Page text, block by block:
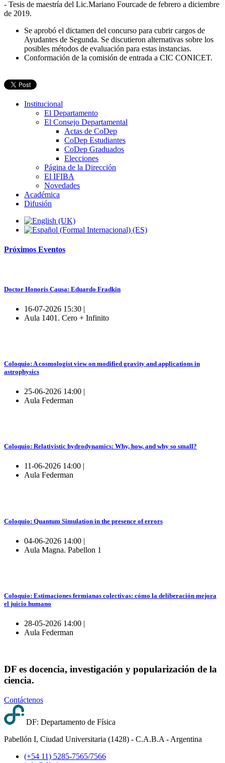
- Tesis de maestría del Lic.Mariano Fourcade de febrero a diciembre
de 2019.
Se aprobó el dictamen del concurso para cubrir cargos de
Ayudantes de Segunda. Se discutieron alternativas sobre los
posibles métodos de evaluación para estas instancias.
Conformación de la comisión de entrada a CIC CONICET.
Institucional
El Departamento
El Consejo Departamental
Actas de CoDep
CoDep Estudiantes
CoDep Graduados
Elecciones
Página de la Dirección
El IFIBA
Novedades
Académica
Difusión
Próximos Eventos
Doctor Honoris Causa: Eduardo Fradkin
16-07-2026 15:30 |
Aula 1401. Cero + Infinito
Coloquio: A cosmologist view on modified gravity and applications in
astrophysics
25-06-2026 14:00 |
Aula Federman
Coloquio: Relativistic hydrodynamics: Why, how, and why so small?
11-06-2026 14:00 |
Aula Federman
Coloquio: Quantum Simulation in the presence of errors
04-06-2026 14:00 |
Aula Magna. Pabellon 1
Coloquio: Estimaciones fermianas colectivas: cómo la deliberación mejora
el juicio humano
28-05-2026 14:00 |
Aula Federman
DF es docencia, investigación y popularización de la
ciencia.
Contáctenos
DF: Departamento de Física
Pabellón I, Ciudad Universitaria (1428) - C.A.B.A - Argentina
(+54 11) 5285-7565/7566